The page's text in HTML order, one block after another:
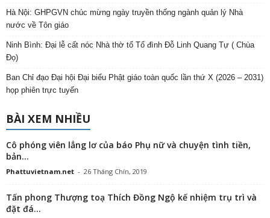
Hà Nội: GHPGVN chúc mừng ngày truyền thống ngành quản lý Nhà
nước về Tôn giáo
Ninh Bình: Đại lễ cất nóc Nhà thờ tổ Tổ đình Đỗ Linh Quang Tự ( Chùa
Đọ)
Ban Chỉ đạo Đại hội Đại biểu Phật giáo toàn quốc lần thứ X (2026 – 2031)
họp phiên trực tuyến
BÀI XEM NHIỀU
Cô phóng viên lẳng lơ của báo Phụ nữ và chuyện tình tiền,
bản...
Phattuvietnam.net - 26 Tháng Chín, 2019
Tấn phong Thượng toạ Thích Đồng Ngộ kế nhiệm trụ trì và
đặt đá...